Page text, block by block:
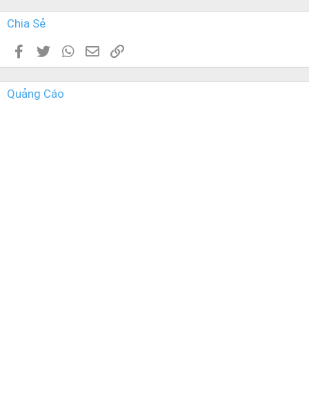
Chia Sẻ
Facebook
TwitterWhatsApp
EmailLink
Quảng Cáo